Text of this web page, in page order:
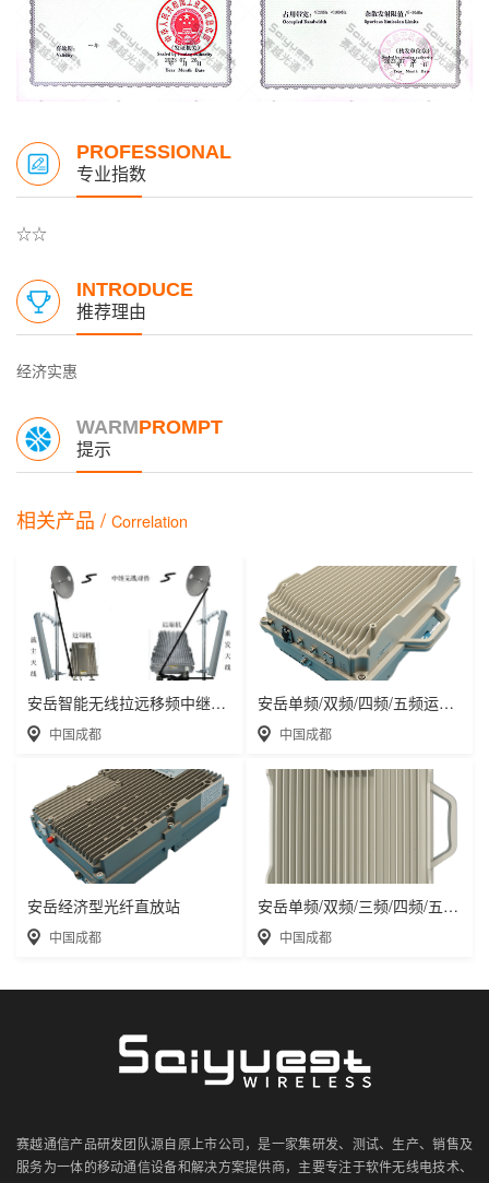
PROFESSIONAL
专业指数
☆☆
INTRODUCE
推荐理由
经济实惠
WARMPROMPT
提示
相关产品 / Correlation
安岳智能无线拉远移频中继直放站近端机远端机
中国成都
安岳单频/双频/四频/五频运营级数字光纤直放
中国成都
安岳经济型光纤直放站
中国成都
安岳单频/双频/三频/四频/五频电信级无线直
中国成都
赛越通信产品研发团队源自原上市公司，是一家集研发、测试、生产、销售及
服务为一体的移动通信设备和解决方案提供商，主要专注于软件无线电技术、